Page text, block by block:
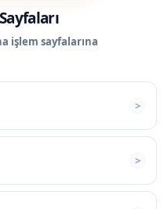
işlem sayfalarına